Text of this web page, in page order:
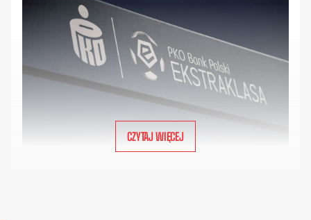
CZYTAJ WIĘCEJ